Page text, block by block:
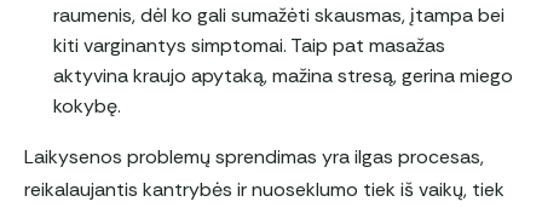
raumenis, dėl ko gali sumažėti skausmas, įtampa bei
kiti varginantys simptomai. Taip pat masažas
aktyvina kraujo apytaką, mažina stresą, gerina miego
kokybę.
Laikysenos problemų sprendimas yra ilgas procesas,
reikalaujantis kantrybės ir nuoseklumo tiek iš vaikų, tiek